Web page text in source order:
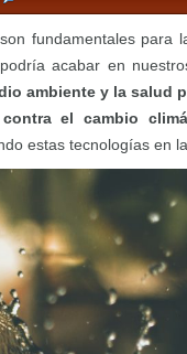
son fundamentales para
acabar en
ambiente y la salud
el cambio
estas tecnologías en